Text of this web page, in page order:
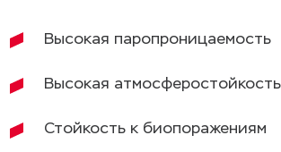
Высокая паропроницаемость
Высокая атмосферостойкость
Стойкость к биопоражениям